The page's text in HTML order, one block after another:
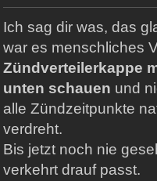
Ich sag dir was, das
war es menschliches
Zündverteilerkappe
unten schauen und
alle Zündzeitpunkte
verdreht.
Bis jetzt noch nie
verkehrt drauf passt.